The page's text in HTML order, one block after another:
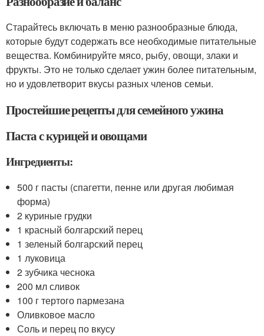
Старайтесь включать в меню разнообразные блюда,
которые будут содержать все необходимые питательные
вещества. Комбинируйте мясо, рыбу, овощи, злаки и
фрукты. Это не только сделает ужин более питательным,
но и удовлетворит вкусы разных членов семьи.
Простейшие рецепты для семейного ужина
Паста с курицей и овощами
Ингредиенты:
500 г пасты (спагетти, пенне или другая любимая
форма)
2 куриные грудки
1 красный болгарский перец
1 зеленый болгарский перец
1 луковица
2 зубчика чеснока
200 мл сливок
100 г тертого пармезана
Оливковое масло
Соль и перец по вкусу